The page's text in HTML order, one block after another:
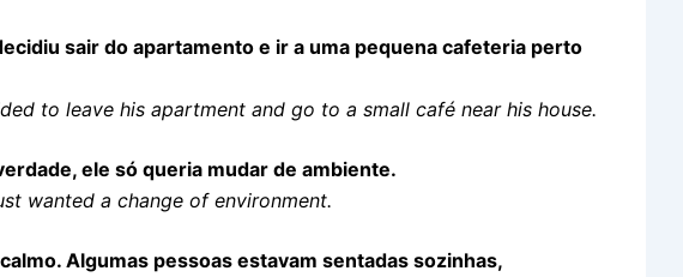
sair do apartamento e ir a uma pequena cafeteria perto
to leave his apartment and go to a small café near his house.
ele só queria mudar de ambiente.
wanted a change of environment.
Algumas pessoas estavam sentadas sozinhas,